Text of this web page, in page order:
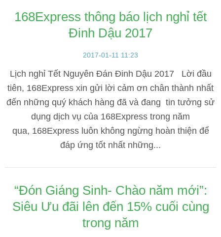
168Express thông báo lịch nghỉ tết
Đinh Dậu 2017
2017-01-11 11:23
Lịch nghỉ Tết Nguyên Đán Đinh Dậu 2017 Lời đầu
tiên, 168Express xin gửi lời cảm ơn chân thành nhất
đến những quý khách hàng đã và đang tin tưởng sử
dụng dịch vụ của 168Express trong năm
qua, 168Express luôn không ngừng hoàn thiện để
đáp ứng tốt nhất những...
“Đón Giáng Sinh- Chào năm mới”:
Siêu Ưu đãi lên đến 15% cuối cùng
trong năm